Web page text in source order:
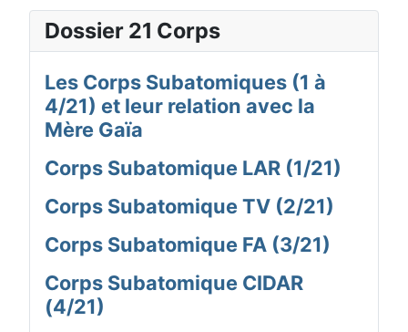
Dossier 21 Corps
Les Corps Subatomiques (1 à
4/21) et leur relation avec la
Mère Gaïa
Corps Subatomique LAR (1/21)
Corps Subatomique TV (2/21)
Corps Subatomique FA (3/21)
Corps Subatomique CIDAR
(4/21)